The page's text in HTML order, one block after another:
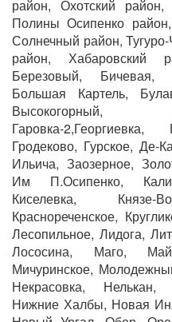
район, Охотский
Полины Осипенко район,
Солнечный район,
район, Хабаровский
Березовый, Бичевая,
Большая Картель,
Высокогорный,
Гаровка-
Гродеково, Гурское, Де-
Ильича, Заозерное,
Им П.Осипенко,
Киселевка, Князе-
Краснореченское,
Лесопильное, Лидога,
Лососина, Маго,
Мичуринское,
Некрасовка, Нелькан,
Нижние Халбы, Новая